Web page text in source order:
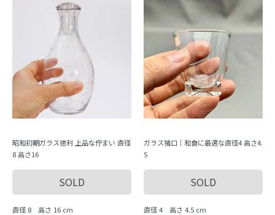
昭和初期ガラス徳利 上品な佇まい 直径
8 高さ16
SOLD
直径 8 高さ 16 cm
ガラス猪口｜和食に最適な直径4 高さ4.
5
SOLD
直径 4 高さ 4.5 cm